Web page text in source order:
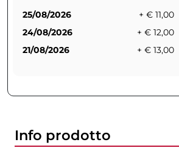
25/08/2026
+ € 11,00
24/08/2026
+ € 12,00
21/08/2026
+ € 13,00
Info prodotto